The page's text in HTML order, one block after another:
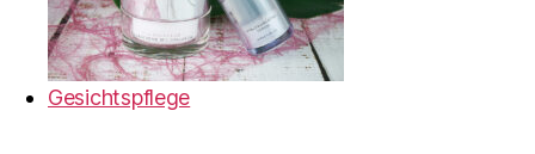
Gesichtspflege